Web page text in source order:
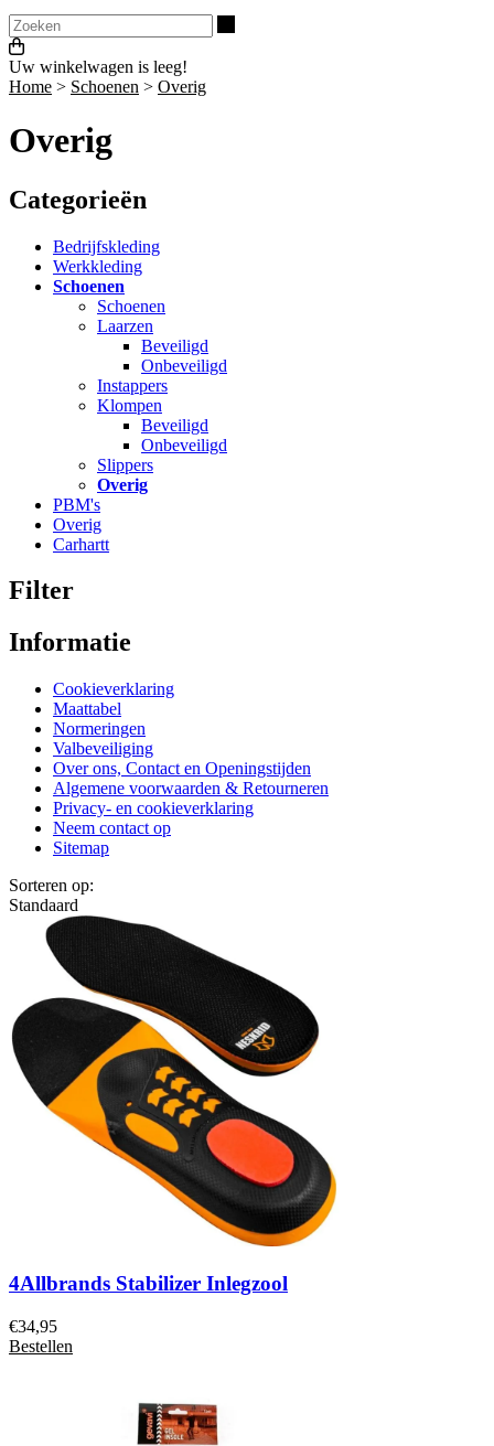
Uw winkelwagen is leeg!
Home > Schoenen > Overig
Overig
Categorieën
Bedrijfskleding
Werkkleding
Schoenen
Schoenen
Laarzen
Beveiligd
Onbeveiligd
Instappers
Klompen
Beveiligd
Onbeveiligd
Slippers
Overig
PBM's
Overig
Carhartt
Filter
Informatie
Cookieverklaring
Maattabel
Normeringen
Valbeveiliging
Over ons, Contact en Openingstijden
Algemene voorwaarden & Retourneren
Privacy- en cookieverklaring
Neem contact op
Sitemap
Sorteren op:
Standaard
4Allbrands Stabilizer Inlegzool
€34,95
Bestellen